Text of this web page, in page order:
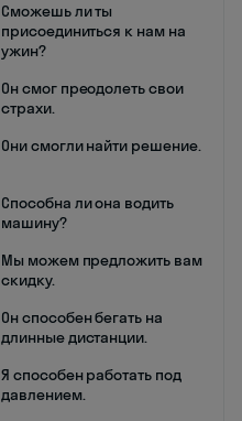
Сможешь ли ты
присоединиться к нам на
ужин?
Он смог преодолеть свои
страхи.
Они смогли найти решение.
Способна ли она водить
машину?
Мы можем предложить вам
скидку.
Он способен бегать на
длинные дистанции.
Я способен работать под
давлением.